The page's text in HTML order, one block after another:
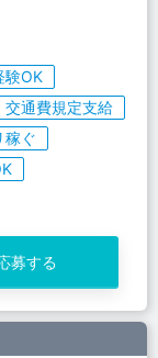
験OK
交通費規定支給
稼ぐ
募する